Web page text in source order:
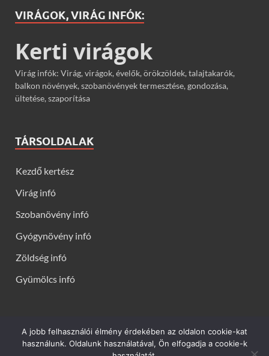
VIRÁGOK, VIRÁG INFÓK:
Kerti virágok
Virág infók: Virág, virágok, évelők, örökzöldek, talajtakarók,
balkon növények, szobanövények termesztése, gondozása,
ültetése, szaporítása
TÁRSOLDALAK
Kezdő kertész
Virág infó
Szobanövény infó
Gyógynövény infó
Zöldség infó
Gyümölcs infó
Kerti virágok - Virág infók: Virág, virágok, évelők, örökzöldek,
talajtakarók, balkon növények, szobanövények termesztése,
A jobb felhasználói élmény érdekében az oldalon cookie-kat
használunk. Oldalunk használatával, Ön elfogadja a cookie-k